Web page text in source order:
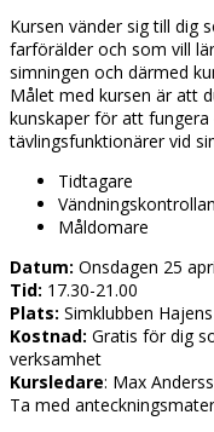
Kursen vänder sig till dig
farförälder och som vill
simningen och därmed
Målet med kursen är att
kunskaper för att
tävlingsfunktionärer vid
Tidtagare
Måldomare
Datum: Onsdagen 25
Tid: 17.30-21.00
Plats: Simklubben
Kostnad: Gratis för dig
verksamhet
Kursledare: Max
Ta med